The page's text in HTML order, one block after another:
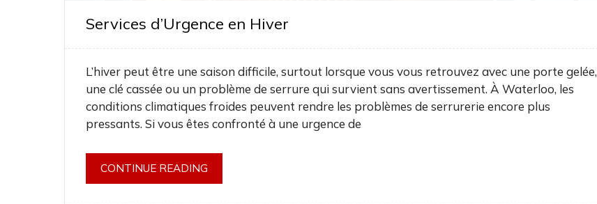
Services d’Urgence en Hiver
L’hiver peut être une saison difficile, surtout lorsque vous vous retrouvez avec une porte gelée,
une clé cassée ou un problème de serrure qui survient sans avertissement. À Waterloo, les
conditions climatiques froides peuvent rendre les problèmes de serrurerie encore plus
pressants. Si vous êtes confronté à une urgence de
CONTINUE READING